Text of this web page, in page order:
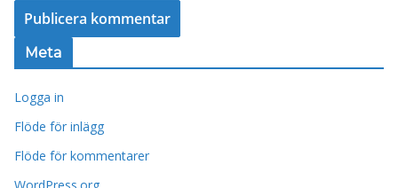
Meta
Logga in
Flöde för inlägg
Flöde för kommentarer